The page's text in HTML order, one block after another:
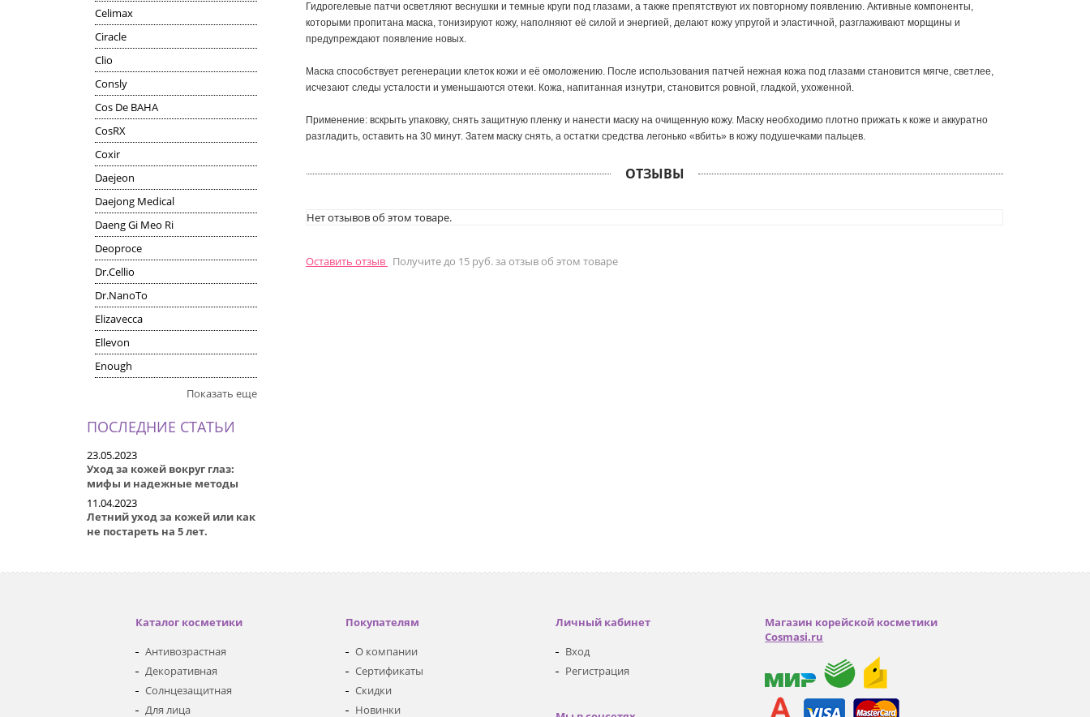
Celimax
Ciracle
Clio
Consly
Cos De BAHA
CosRX
Coxir
Daejeon
Daejong Medical
Daeng Gi Meo Ri
Deoproce
Dr.Cellio
Dr.NanoTo
Elizavecca
Ellevon
Enough
Показать еще
ПОСЛЕДНИЕ СТАТЬИ
23.05.2023
Уход за кожей вокруг глаз:
мифы и надежные методы
11.04.2023
Летний уход за кожей или как
не постареть на 5 лет.
Гидрогелевые патчи осветляют веснушки и темные круги под глазами, а также препятствуют их повторному появлению. Активные компоненты,
которыми пропитана маска, тонизируют кожу, наполняют её силой и энергией, делают кожу упругой и эластичной, разглаживают морщины и
предупреждают появление новых.
Маска способствует регенерации клеток кожи и её омоложению. После использования патчей нежная кожа под глазами становится мягче, светлее,
исчезают следы усталости и уменьшаются отеки. Кожа, напитанная изнутри, становится ровной, гладкой, ухоженной.
Применение: вскрыть упаковку, снять защитную пленку и нанести маску на очищенную кожу. Маску необходимо плотно прижать к коже и аккуратно
разгладить, оставить на 30 минут. Затем маску снять, а остатки средства легонько «вбить» в кожу подушечками пальцев.
ОТЗЫВЫ
Нет отзывов об этом товаре.
Оставить отзыв Получите до 15 руб. за отзыв об этом товаре
Каталог косметики
Антивозрастная
Декоративная
Солнцезащитная
Для лица
Покупателям
О компании
Сертификаты
Скидки
Новинки
Личный кабинет
Вход
Регистрация
Магазин корейской косметики
Cosmasi.ru